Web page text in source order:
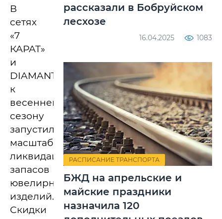
В
сетях
«7
КАРАТ»
и
DIAMANTE
к
весеннему
сезону
запустили
масштабную
ликвидацию
запасов
ювелирных
изделий.
Скидки
рассказали в Бобруйском
лесхозе
16.04.2025 1083
РАСПИСАНИЕ ТРАНСПОРТА
БЖД на апрельские и
майские праздники
назначила 120